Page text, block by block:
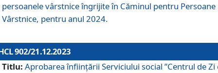
persoanele vârstnice îngrijite în Căminul pentru Persoane
Vârstnice, pentru anul 2024.
902/21.12.2023
Titlu: Aprobarea înființării Serviciului social ”Centrul de Zi